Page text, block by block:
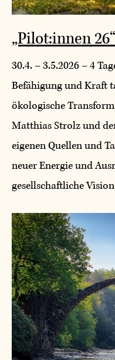
„Pilot:innen 26“
30.4. – 3.5.2026 – 4
Befähigung und Kraft
ökologische
Matthias Strolz und
eigenen Quellen und
neuer Energie und
gesellschaftliche